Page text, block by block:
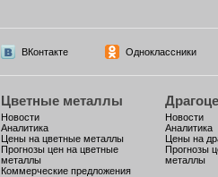
ВКонтакте Одноклассники
Цветные металлы
Новости
Аналитика
Цены на цветные металлы
Прогнозы цен на цветные
металлы
Коммерческие предложения
Новости
Аналитика
Цены на
Прогнозы
металлы